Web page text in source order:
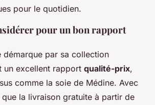
pour le quotidien.
pour un bon rapport
démarque par sa collection
un excellent rapport qualité-prix,
comme la soie de Médine. Avec
la livraison gratuite à partir de